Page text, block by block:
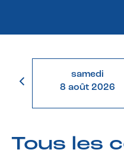
samedi
8 août 2026
Tous les